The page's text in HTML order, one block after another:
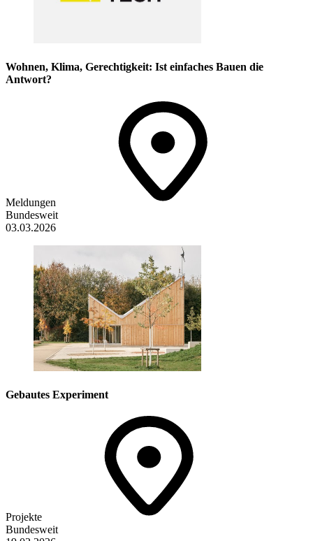
Wohnen, Klima, Gerechtigkeit: Ist einfaches Bauen die
Antwort?
Meldungen
Bundesweit
03.03.2026
Gebautes Experiment
Projekte
Bundesweit